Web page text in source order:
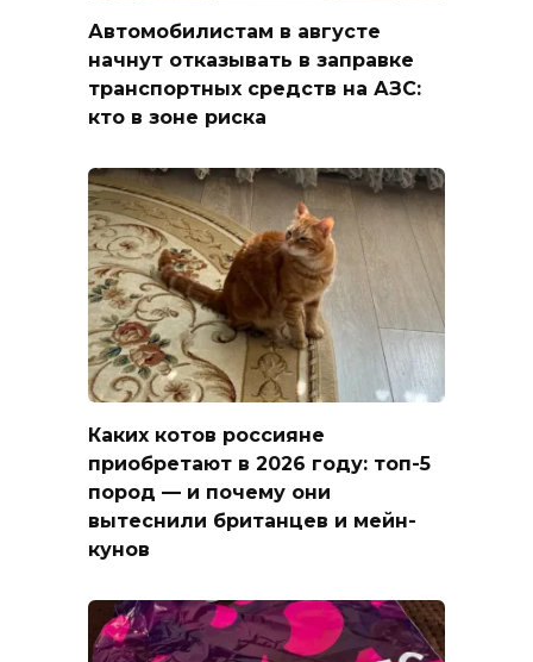
Автомобилистам в августе
начнут отказывать в заправке
транспортных средств на АЗС:
кто в зоне риска
Каких котов россияне
приобретают в 2026 году: топ-5
пород — и почему они
вытеснили британцев и мейн-
кунов